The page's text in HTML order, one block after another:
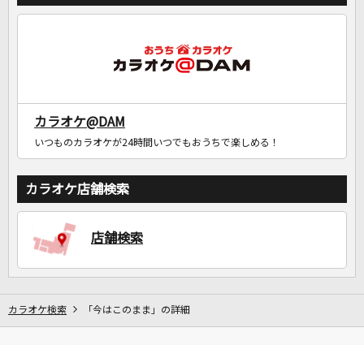
カラオケ@DAM
いつものカラオケが24時間いつでもおうちで楽しめる！
カラオケ店舗検索
店舗検索
カラオケ検索 「今はこのまま」の詳細